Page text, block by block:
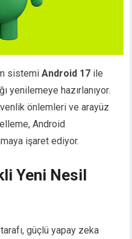
sistemiAndroid 17 ile
yenilemeye hazırlanıyor.
önlemleri ve arayüz
Android
işaret ediyor.
Yeni Nesil
güçlü yapay zeka